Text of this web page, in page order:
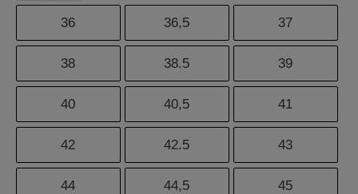
36 36,5 37
38 38.5 39
40 40,5 41
42 42.5 43
44 44,5 45